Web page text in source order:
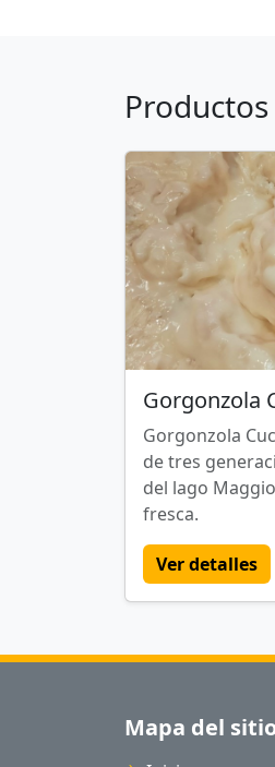
Gorgonzola
Gorgonzola
de tres
del lago
fresca.
Ver detalles
Mapa del